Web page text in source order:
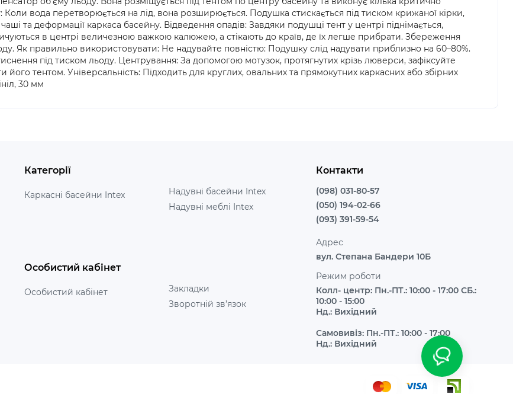
вода перетворюється на лід, вона розширюється. Подушка стискається під тиском крижаної кірки,
та деформації каркаса басейну. Відведення опадів: Завдяки подушці тент у центрі піднімається,
в центрі величезною важкою калюжею, а стікають до країв, де їх легше прибрати. Збереження
Як правильно використовувати: Не надувайте повністю: Подушку слід надувати приблизно на 60–80%.
під тиском льоду. Центрування: За допомогою мотузок, протягнутих крізь люверси, зафіксуйте
тентом. Універсальність: Підходить для круглих, овальних та прямокутних каркасних або збірних
30 мм
Категорії
Каркасні басейни Intex
Надувні басейни Intex
Надувні меблі Intex
Особистий кабінет
Особистий кабінет
Закладки
Зворотній зв’язок
Контакти
(098) 031-80-57
(050) 194-02-66
(093) 391-59-54
Адрес
вул. Степана Бандери 10Б
Режим роботи
Колл- центр: Пн.-ПТ.: 10:00 - 17:00 СБ.:
10:00 - 15:00
Нд.: Вихідний
Самовивіз: Пн.-ПТ.: 10:00 - 17:00
Нд.: Вихідний